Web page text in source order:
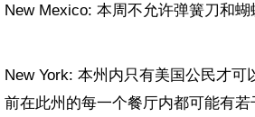
New Mexico: 本周不允许弹簧刀和蝴
New York: 本州内只有美国公民才可
前在此州的每一个餐厅内都可能有